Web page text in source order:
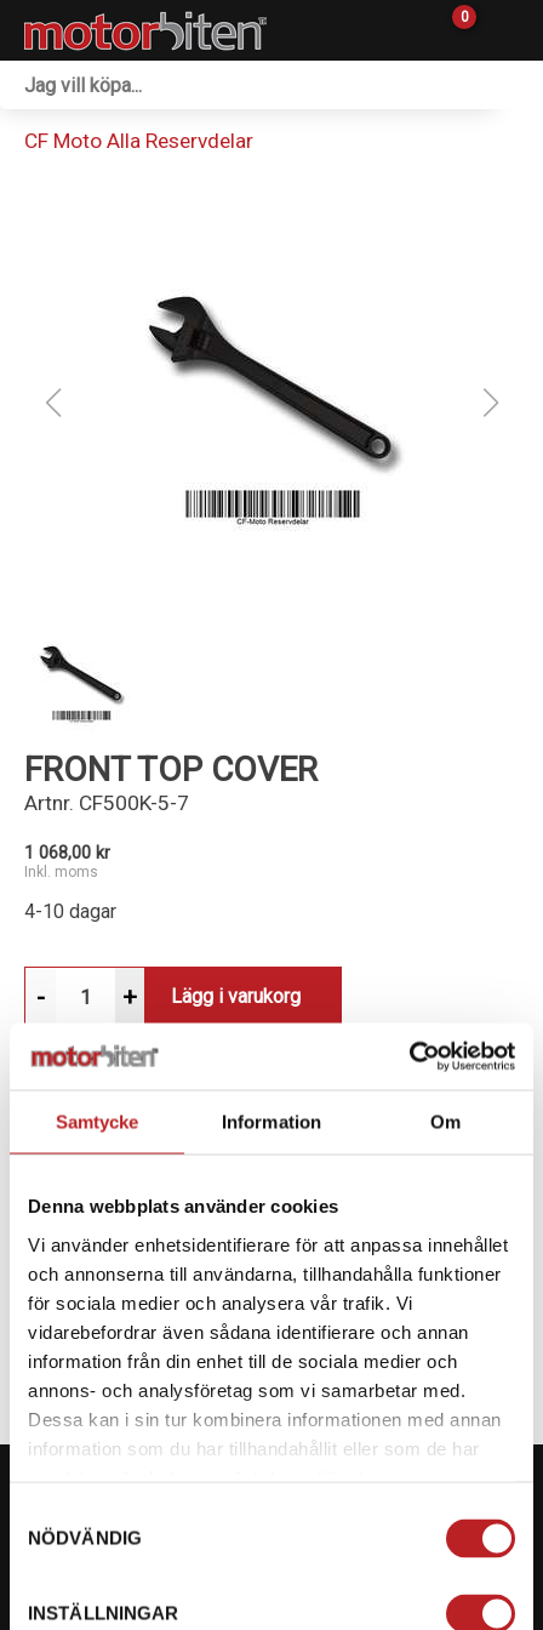
Samtycke Information Om
Denna webbplats använder cookies
Vi använder enhetsidentifierare för att anpassa innehållet
och annonserna till användarna, tillhandahålla funktioner
för sociala medier och analysera vår trafik. Vi
vidarebefordrar även sådana identifierare och annan
information från din enhet till de sociala medier och
annons- och analysföretag som vi samarbetar med.
Dessa kan i sin tur kombinera informationen med annan
information som du har tillhandahållit eller som de har
NÖDVÄNDIG
INSTÄLLNINGAR
0
Reservdelar
Sprängskisser
CF Moto Alla Reservdelar
FRONT TOP COVER
Artnr. CF500K-5-7
1 068,00 kr
Inkl. moms
4-10 dagar
- + Lägg i varukorg
Reservdel till CF Moto
SPECIFIKATION
Ångra mitt köp